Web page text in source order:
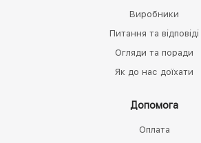
Виробники
Питання та відповіді
Огляди та поради
Як до нас доїхати
Допомога
Оплата